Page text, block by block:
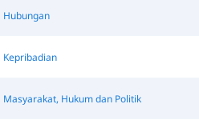
Hubungan
Kepribadian
Masyarakat, Hukum dan Politik